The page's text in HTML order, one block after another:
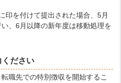
を付けて提出された場合、5月
、6月以降の新年度は移動処理を
ください
職先での特別徴収を開始するこ